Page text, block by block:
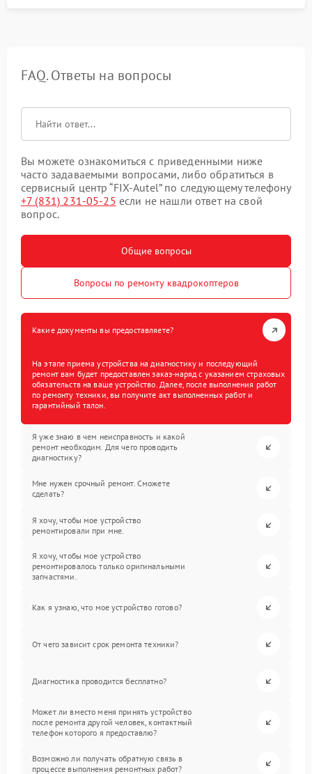
FAQ. Ответы на вопросы
Вы можете ознакомиться с приведенными ниже
часто задаваемыми вопросами, либо обратиться в
сервисный центр “FIX-Autel” по следующему телефону
+7 (831) 231-05-25 если не нашли ответ на свой
вопрос.
Общие вопросы
Вопросы по ремонту квадрокоптеров
Какие документы вы предоставляете?
На этапе приема устройства на диагностику и последующий
ремонт вам будет предоставлен заказ-наряд с указанием страховых
обязательств на ваше устройство. Далее, после выполнения работ
по ремонту техники, вы получите акт выполненных работ и
гарантийный талон.
Я уже знаю в чем неисправность и какой
ремонт необходим. Для чего проводить
диагностику?
Мне нужен срочный ремонт. Сможете
сделать?
Я хочу, чтобы мое устройство
ремонтировали при мне.
Я хочу, чтобы мое устройство
ремонтировалось только оригинальными
запчастями.
Как я узнаю, что мое устройство готово?
От чего зависит срок ремонта техники?
Диагностика проводится бесплатно?
Может ли вместо меня принять устройство
после ремонта другой человек, контактный
телефон которого я предоставлю?
Возможно ли получать обратную связь в
процессе выполнения ремонтных работ?